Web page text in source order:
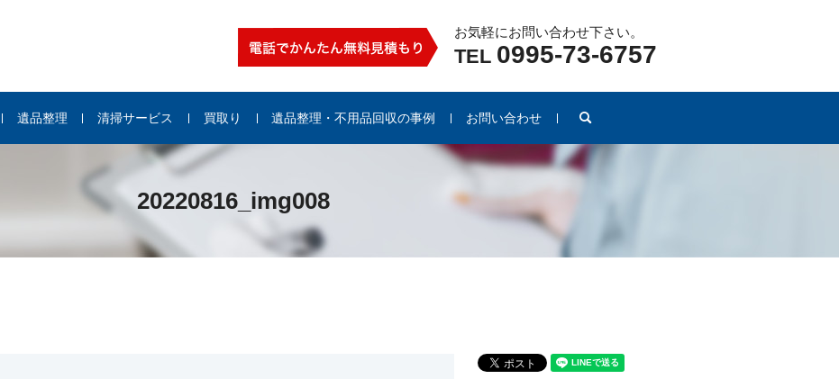
お気軽にお問い合わせ下さい。
TEL 0995-73-6757
遺品整理 清掃サービス 買取り 遺品整理・不用品回収の事例 お問い合わせ
20220816_img008